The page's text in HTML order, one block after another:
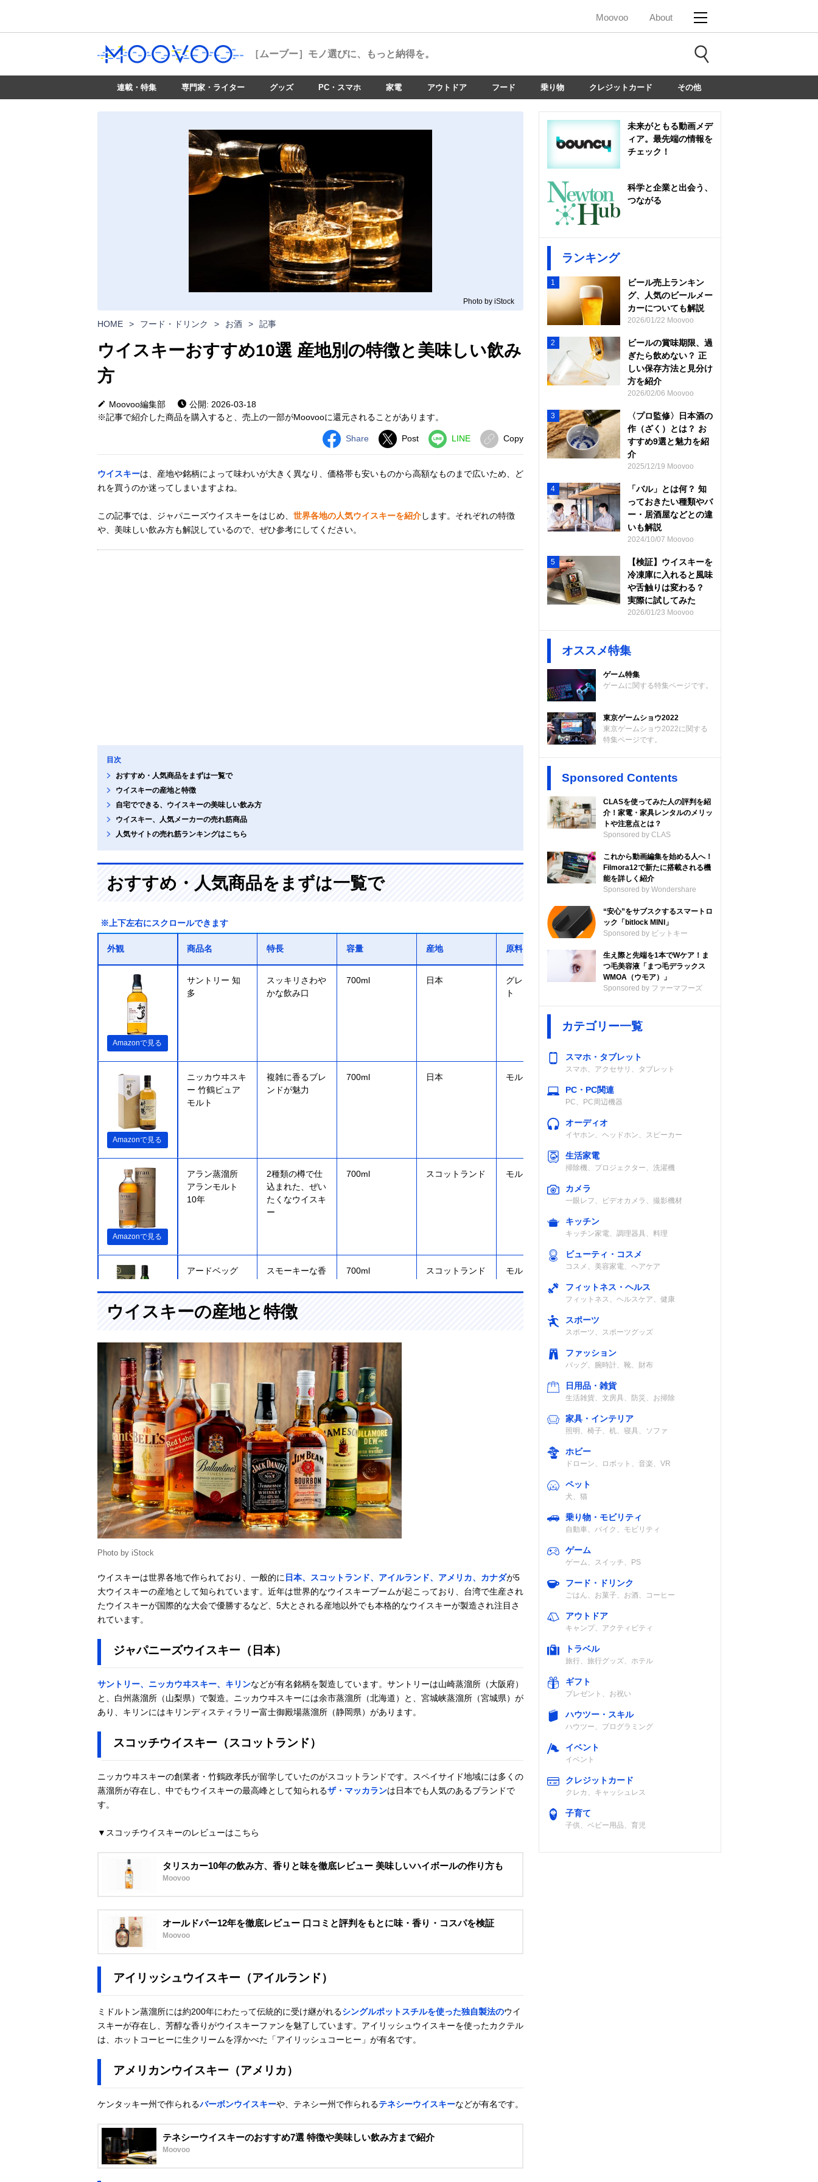
Moovoo About
［ムーブー］ モノ選びに、もっと納得を。
連載・特集 専門家・ライター グッズ PC・スマホ 家電 アウトドア フード 乗り物 クレジットカード その他
Photo by iStock
HOME > フード・ドリンク > お酒 > 記事
ウイスキーおすすめ10選 産地別の特徴と美味しい飲み
方
Moovoo編集部
公開: 2026-03-18
※記事で紹介した商品を購入すると、売上の一部がMoovooに還元されることがあります。
Share Post LINE Copy
ウイスキーは、産地や銘柄によって味わいが大きく異なり、価格帯も安いものから高額なものまで広いため、ど
れを買うのか迷ってしまいますよね。
この記事では、ジャパニーズウイスキーをはじめ、 世界各地の人気ウイスキーを紹介します。それぞれの特徴
や、美味しい飲み方も解説しているので、ぜひ参考にしてください。
目次
おすすめ・人気商品をまずは一覧で
ウイスキーの産地と特徴
自宅でできる、ウイスキーの美味しい飲み方
ウイスキー、人気メーカーの売れ筋商品
人気サイトの売れ筋ランキングはこちら
おすすめ・人気商品をまずは一覧で
※上下左右にスクロールできます
外観 商品名 特長 容量 産地 原料 アルコール度数
Amazonで見る
サントリー 知
多
スッキリさわや
かな飲み口
700ml 日本
グレーン・モル
ト
43％
Amazonで見る
ニッカウヰスキ
ー 竹鶴ピュア
モルト
複雑に香るブレ
ンドが魅力
700ml 日本 モルト
Amazonで見る
アラン蒸溜所
アランモルト
10年
2種類の樽で仕
込まれた、ぜい
たくなウイスキ
ー
700ml スコットランド モルト 46％
アードベッグ
10年
スモーキーな香
続く
700ml スコットランド モルト 46%
Amazonで見る
バカルディ ジ
ャパン デュワ
ーズ ホワイ
ト・ラベル
ダブルエイジ製
法で初心者にピ
ッタリ
700ml 40%
Amazonで見る
アサヒビール
ブッシュミルズ
3回蒸溜で手間
をかけて作られ
たウイスキー
700ml 40%
Amazonで見る
ペルノ・リカー
ル・ジャパン
3回蒸溜＆3年以
上熟成でやさし
700ml
大麦・モルト・
40%
Amazonで見る
サントリー メ
ーカーズマーク
甘味があって飲
みやすい
700ml アメリカ 小麦 45％
イゼル ヘイデ
でもライトな飲
Amazonで見る
サントリー カ
ナディアンクラ
ブ クラシック
12年熟成のカナ
ディアンウイス
キー
700ml カナダ 記載未確認 40％
ウイスキーの産地と特徴
Photo by iStock
ウイスキーは世界各地で作られており、一般的に 日本、スコットランド、アイルランド、アメリカ、カナダが5
大ウイスキーの産地として知られています。近年は世界的なウイスキーブームが起こっており、台湾で生産され
たウイスキーが国際的な大会で優勝するなど、5大とされる産地以外でも本格的なウイスキーが製造され注目さ
れています。
ジャパニーズウイスキー（日本）
サントリー、ニッカウヰスキー、キリンなどが有名銘柄を製造しています。サントリーは山崎蒸溜所（大阪府）
と、白州蒸溜所（山梨県）で製造。ニッカウヰスキーには余市蒸溜所（北海道）と、宮城峡蒸溜所（宮城県）が
あり、キリンにはキリンディスティラリー富士御殿場蒸溜所（静岡県）があります。
スコッチウイスキー（スコットランド）
ニッカウヰスキーの創業者・竹鶴政孝氏が留学していたのがスコットランドです。スペイサイド地域には多くの
蒸溜所が存在し、中でもウイスキーの最高峰として知られるザ・マッカランは日本でも人気のあるブランドで
す。
▼スコッチウイスキーのレビューはこちら
タリスカー10年の飲み方、香りと味を徹底レビュー 美味しいハイボールの作り方も
Moovoo
オールドパー12年を徹底レビュー 口コミと評判をもとに味・香り・コスパを検証
Moovoo
アイリッシュウイスキー（アイルランド）
ミドルトン蒸溜所には約200年にわたって伝統的に受け継がれるシングルポットスチルを使った独自製法のウイ
スキーが存在し、芳醇な香りがウイスキーファンを魅了しています。アイリッシュウイスキーを使ったカクテル
は、ホットコーヒーに生クリームを浮かべた「アイリッシュコーヒー」が有名です。
アメリカンウイスキー（アメリカ）
ケンタッキー州で作られるバーボンウイスキーや、テネシー州で作られるテネシーウイスキーなどが有名です。
テネシーウイスキーのおすすめ7選 特徴や美味しい飲み方まで紹介
Moovoo
未来がともる動画メデ
ィア。最先端の情報を
チェック！
科学と企業と出会う、
つながる
ランキング
1
ビール売上ランキン
グ、人気のビールメー
カーについても解説
2026/01/22 Moovoo
2
ビールの賞味期限、過
ぎたら飲めない？ 正
しい保存方法と見分け
方を紹介
2026/02/06 Moovoo
3
〈プロ監修〉日本酒の
作（ざく）とは？ お
すすめ9選と魅力を紹
介
2025/12/19 Moovoo
4
「バル」とは何？ 知
っておきたい種類やバ
ー・居酒屋などとの違
いも解説
2024/10/07 Moovoo
5
【検証】ウイスキーを
冷凍庫に入れると風味
や舌触りは変わる？
実際に試してみた
2026/01/23 Moovoo
オススメ特集
ゲーム特集
ゲームに関する特集ページです。
東京ゲームショウ2022
東京ゲームショウ2022に関する
特集ページです。
Sponsored Contents
CLASを使ってみた人の評判を紹
介！家電・家具レンタルのメリッ
トや注意点とは？
Sponsored by CLAS
これから動画編集を始める人へ！
Filmora12で新たに搭載される機
能を詳しく紹介
Sponsored by Wondershare
“安心”をサブスクするスマートロ
ック「bitlock MINI」
Sponsored by ビットキー
生え際と先端を1本でWケア！ま
つ毛美容液「まつ毛デラックス
WMOA（ウモア）」
Sponsored by ファーマフーズ
カテゴリー一覧
スマホ・タブレット
スマホ、アクセサリ、タブレット
PC・PC関連
PC、PC周辺機器
オーディオ
イヤホン、ヘッドホン、スピーカー
生活家電
掃除機、プロジェクター、洗濯機
カメラ
一眼レフ、ビデオカメラ、撮影機材
キッチン
キッチン家電、調理器具、料理
ビューティ・コスメ
コスメ、美容家電、ヘアケア
フィットネス・ヘルス
フィットネス、ヘルスケア、健康
スポーツ
スポーツ、スポーツグッズ
ファッション
バッグ、腕時計、靴、財布
日用品・雑貨
生活雑貨、文房具、防災、お掃除
家具・インテリア
照明、椅子、机、寝具、ソファ
ホビー
ドローン、ロボット、音楽、VR
ペット
犬、猫
乗り物・モビリティ
自動車、バイク、モビリティ
ゲーム
ゲーム、スイッチ、PS
フード・ドリンク
ごはん、お菓子、お酒、コーヒー
アウトドア
キャンプ、アクティビティ
トラベル
旅行、旅行グッズ、ホテル
ギフト
プレゼント、お祝い
ハウツー・スキル
ハウツー、プログラミング
イベント
イベント
クレジットカード
クレカ、キャッシュレス
子育て
子供、ベビー用品、育児